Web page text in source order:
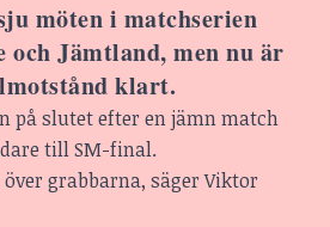
möten i matchserien
och Jämtland, men nu är
klart.
på slutet efter en jämn match
till SM-final.
grabbarna, säger Viktor